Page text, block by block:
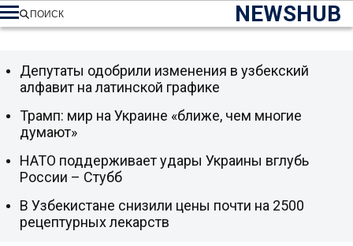
NEWSHUB
ПОИСК
Депутаты одобрили изменения в узбекский
алфавит на латинской графике
Трамп: мир на Украине «ближе, чем многие
думают»
НАТО поддерживает удары Украины вглубь
России – Стубб
В Узбекистане снизили цены почти на 2500
рецептурных лекарств